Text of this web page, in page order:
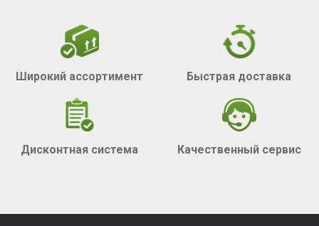
Широкий ассортимент Быстрая доставка
Дисконтная система Качественный сервис